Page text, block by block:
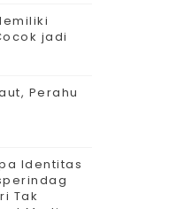
jadi
Perahu
Identitas
Tak